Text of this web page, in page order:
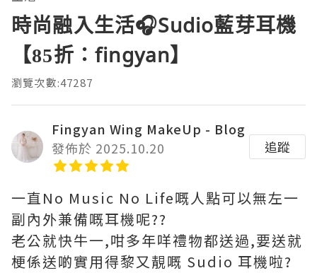
時尚融入生活🎧Sudio藍芽耳機
【85折：fingyan】
瀏覽次數:47287
Fingyan Wing MakeUp - Blog
發佈於 2025.10.20
追蹤
一直No Music No Life嘅人點可以無左一
副內外兼備嘅耳機呢??
老公就快牛一,咁多年咩禮物都送過,要送就
梗係送啲實用得黎又靚嘅 Sudio 耳機啦?